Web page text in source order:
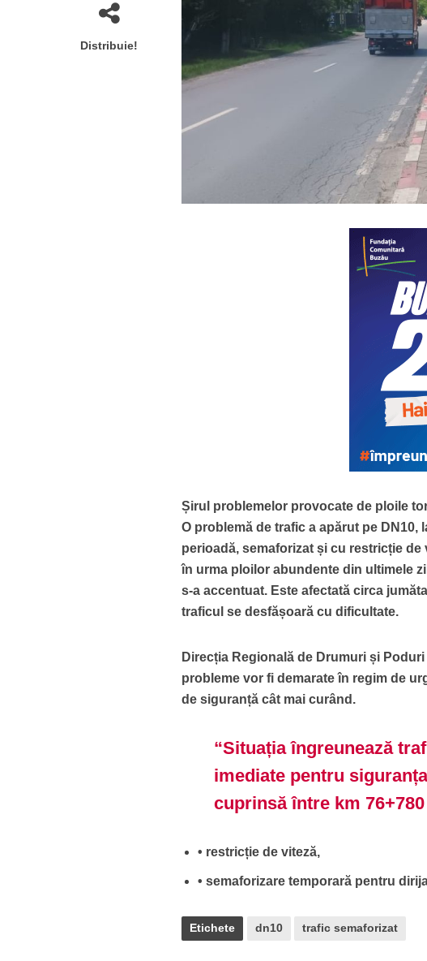
Distribuie!
Șirul problemelor provocate de ploile
O problemă de trafic a apărut pe
perioadă, semaforizat și cu restricție
în urma ploilor abundente din ultimele
s-a accentuat. Este afectată circa
traficul se desfășoară cu dificultate.
Direcția Regională de Drumuri și
probleme vor fi demarate în regim de
de siguranță cât mai curând.
“Situația îngreunează
imediate pentru
cuprinsă între km
• restricție de viteză,
• semaforizare temporară pentru
Etichete dn10 trafic semaforizat